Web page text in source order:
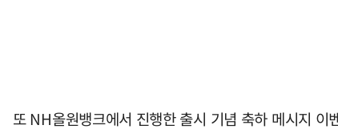
또 NH올원뱅크에서 진행한 출시 기념 축하 메시지